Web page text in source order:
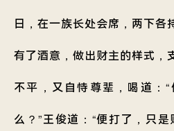
日，在一族长处会席，两下各
有了酒意，做出财主的样式，
不平，又自恃尊辈，喝道：
么？”王俊道：“便打了，只